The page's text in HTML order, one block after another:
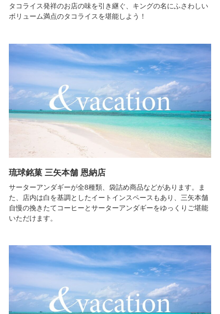
タコライス発祥のお店の味を引き継ぐ、キングの名にふさわしい
ボリューム満点のタコライスを堪能しよう！
琉球銘菓 三矢本舗 恩納店
サーターアンダギーが全8種類、袋詰め商品などがあります。ま
た、店内は白を基調としたイートインスペースもあり、三矢本舗
自慢の挽きたてコーヒーとサーターアンダギーをゆっくりご堪能
いただけます。